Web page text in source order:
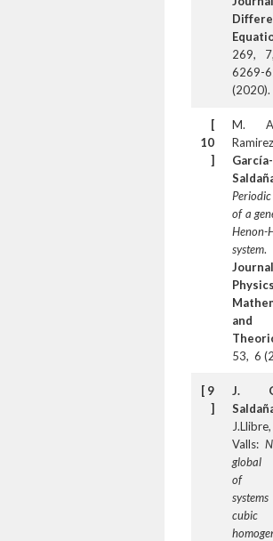
269,
6269-
(2020).
[
10
]
M.
García-
of a
Henon-
system.
and
53, 6
[ 9
]
J.
Valls:
global
of
cubic